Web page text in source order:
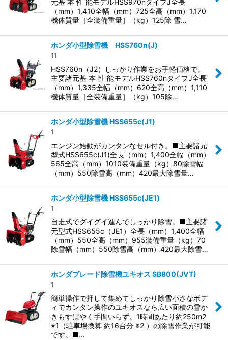
元基 本 性 能モデルHSS970nタイプJ全長
（mm）1,410全幅（mm）725全高（mm）1,170
機体質量［全装備重量］（kg）125除 雪…
ホンダ小型除雪機 HSS760n(J)
11
HSS760n（J2）しっかり作業をお手軽価格で。
主要諸元基 本 性 能モデルHSS760nタイプJ全長
（mm）1,335全幅（mm）620全高（mm）1,110
機体質量［全装備重量］（kg）105除…
ホンダ小型除雪機 HSS655c(J1)
1
エンジン始動がカンタンなセル付き。■主要諸元
型式HSS655c(J1)全長（mm）1,400全幅（mm）
565全高（mm）1010装備重量（kg）80除雪幅
（mm）550除雪高（mm）420最大除雪量…
ホンダ小型除雪機 HSS655c(JE1)
1
自走式でグイグイ進んでしっかり除雪。■主要諸
元型式HSS655c（JE1）全長（mm）1,400全幅
（mm）550全高（mm）955装備重量（kg）70
除雪幅（mm）550除雪高（mm）420最大除雪…
ホンダブレード除雪機ユキオス SB800(JVT)
1
簡単操作で押して集めてしっかり除雪小さなボデ
ィでカンタン操作のユキオスなら広い面積の雪か
きもすばやく手間いらず。1時間あたり約250m2
※1（駐車場換算 約16台分 ※2 ）の除雪作業が可能
です。■…